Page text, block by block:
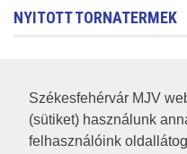
Székesfehérvár MJV
(sütiket) használunk
felhasználóink
NYITOTT TORNATERMEK
RSS
A HONLAP 2017.03.31-I